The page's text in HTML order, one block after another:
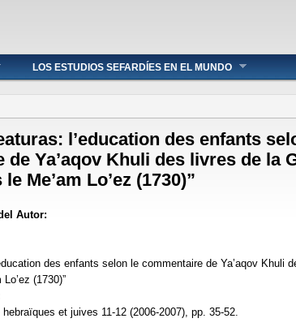
LOS ESTUDIOS SEFARDÍES EN EL MUNDO
aquí
l’education des enfants
de Ya’aqov Khuli des livres de la
le Me’am Lo’ez (1730)”
Autor:
des enfants selon le commentaire de Ya’aqov Khuli
(1730)”
et juives 11-12 (2006-2007), pp. 35-52.